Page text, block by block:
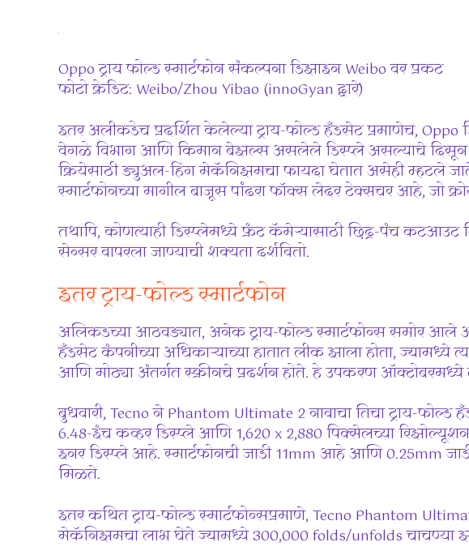
Oppo ट्राय फोल्ड स्मार्टफोन संकल्पना डिझाइन Weibo वर प्रकट
फोटो क्रेडिट: Weibo/Zhou Yibao (innoGyan द्वारे)
इतर अलीकडेच प्रदर्शित केलेल्या ट्राय-फोल्ड हँडसेट प्रमाणेच, Oppo
वेगळे विभाग आणि किमान बेझल्स असलेले डिस्प्ले असल्याचे दिसून
क्रियेसाठी ड्युअल-हिंग मेकॅनिझमचा फायदा घेतात असेही म्हटले
स्मार्टफोनच्या मागील बाजूस पांढरा फॉक्स लेदर टेक्सचर आहे, जो
तथापि, कोणत्याही डिस्प्लेमध्ये फ्रंट कॅमेऱ्यासाठी छिद्र-पंच कटआउट
सेन्सर वापरला जाण्याची शक्यता दर्शवितो.
इतर ट्राय-फोल्ड स्मार्टफोन
अलिकडच्या आठवड्यात, अनेक ट्राय-फोल्ड स्मार्टफोन्स समोर आले
हँडसेट कंपनीच्या अधिकाऱ्याच्या हातात लीक झाला होता, ज्यामध्ये
आणि मोठ्या अंतर्गत स्क्रीनचे प्रदर्शन होते. हे उपकरण
बुधवारी, Tecno ने Phantom Ultimate 2 नावाचा तिचा ट्राय-फोल्ड
6.48-इंच कव्हर डिस्प्ले आणि 1,620 x 2,880 पिक्सेलच्या
इनर डिस्प्ले आहे. स्मार्टफोनची जाडी 11mm आहे आणि 0.25mm
मिळते.
इतर कथित ट्राय-फोल्ड स्मार्टफोन्सप्रमाणे, Tecno Phantom
मेकॅनिझमचा लाभ घेते ज्यामध्ये 300,000 folds/unfolds चाचण्या